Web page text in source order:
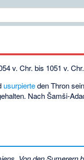
v. Chr. bis 1051 v.
usurpierteden Thron
Nach Šamši-